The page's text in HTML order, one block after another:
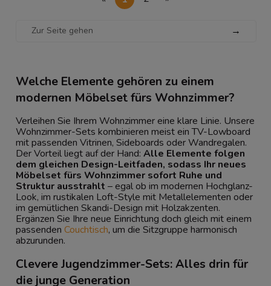
→
Welche Elemente gehören zu einem
modernen Möbelset fürs Wohnzimmer?
Verleihen Sie Ihrem Wohnzimmer eine klare Linie. Unsere
Wohnzimmer-Sets kombinieren meist ein TV-Lowboard
mit passenden Vitrinen, Sideboards oder Wandregalen.
Der Vorteil liegt auf der Hand: Alle Elemente folgen
dem gleichen Design-Leitfaden, sodass Ihr neues
Möbelset fürs Wohnzimmer sofort Ruhe und
Struktur ausstrahlt – egal ob im modernen Hochglanz-
Look, im rustikalen Loft-Style mit Metallelementen oder
im gemütlichen Skandi-Design mit Holzakzenten.
Ergänzen Sie Ihre neue Einrichtung doch gleich mit einem
passenden Couchtisch, um die Sitzgruppe harmonisch
abzurunden.
Clevere Jugendzimmer-Sets: Alles drin für
die junge Generation